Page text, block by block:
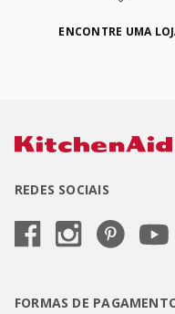
ENCONTRE UMA
REDES SOCIAIS
FORMAS DE